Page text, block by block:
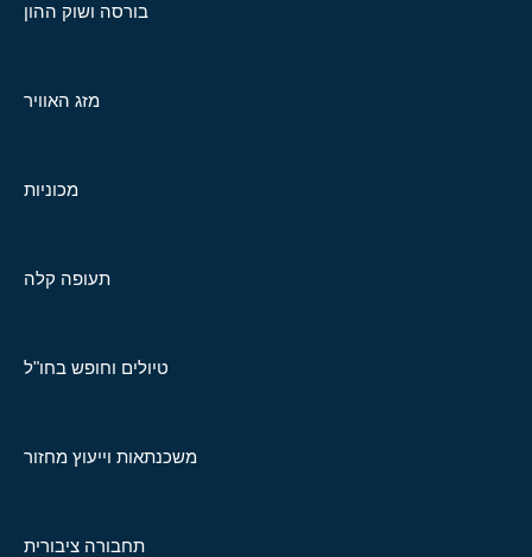
בורסה ושוק ההון
מזג האוויר
מכוניות
תעופה קלה
טיולים וחופש בחו"ל
משכנתאות וייעוץ מחזור
תחבורה ציבורית